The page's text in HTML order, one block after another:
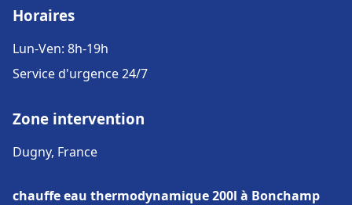
Horaires
Lun-Ven: 8h-19h
Service d'urgence 24/7
Zone intervention
Dugny, France
chauffe eau thermodynamique 200l à Bonchamp